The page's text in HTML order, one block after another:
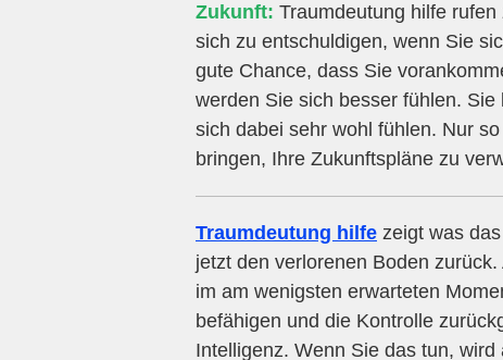
Zukunft: Traumdeutung hilfe
sich zu entschuldigen, wenn Sie
gute Chance, dass Sie
werden Sie sich besser fühlen.
sich dabei sehr wohl fühlen. Nur
bringen, Ihre Zukunftspläne zu
Traumdeutung hilfe zeigt was
jetzt den verlorenen Boden
im am wenigsten erwarteten
befähigen und die Kontrolle
Intelligenz. Wenn Sie das tun,